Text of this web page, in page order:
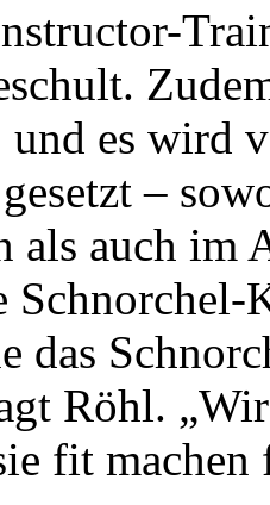
und es wird
–
als auch im
Schnorchel-
das
Röhl.
fit